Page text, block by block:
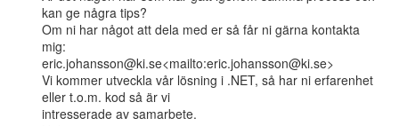
kan ge några tips?
Om ni har något att dela med er så får ni gärna kontakta
mig:
eric.johansson@ki.se<mailto:eric.johansson@ki.se>
Vi kommer utveckla vår lösning i .NET, så har ni erfarenhet
eller t.o.m. kod så är vi
intresserade av samarbete.